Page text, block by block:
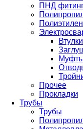
ПНД
Втулки
Прочее
Прокладки
Трубы
Трубы